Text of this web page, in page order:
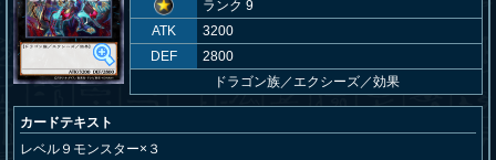
ランク 9
ATK
3200
DEF
2800
ドラゴン族／エクシーズ／効果
カードテキスト
レベル９モンスター×３